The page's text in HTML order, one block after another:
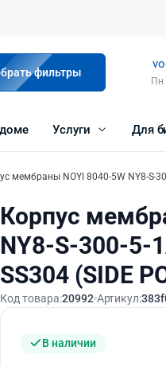
фильтры
Пн
Услуги Для
мембраны NOYI 8040-5W NY8-S-
Корпус
NY8-S-300-5-
SS304 (SIDE
Код товара:20992 Артикул:
В наличии